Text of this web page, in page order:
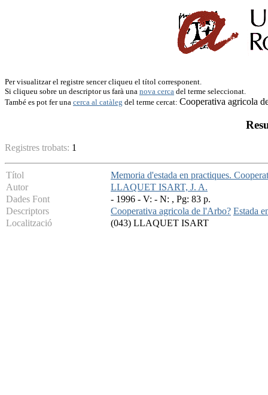
Per visualitzar el registre sencer cliqueu el títol corresponent.
Si cliqueu sobre un descriptor us farà una nova cerca del terme seleccionat.
També es pot fer una cerca al catàleg del terme cercat: Cooperativa agricola
Registres trobats: 1
Títol
Memoria d'estada en practiques.
Autor
LLAQUET ISART, J. A.
Dades Font
- 1996 - V: - N: , Pg: 83 p.
Descriptors
Cooperativa agricola de l'Arbo? Estada
Localització
(043) LLAQUET ISART